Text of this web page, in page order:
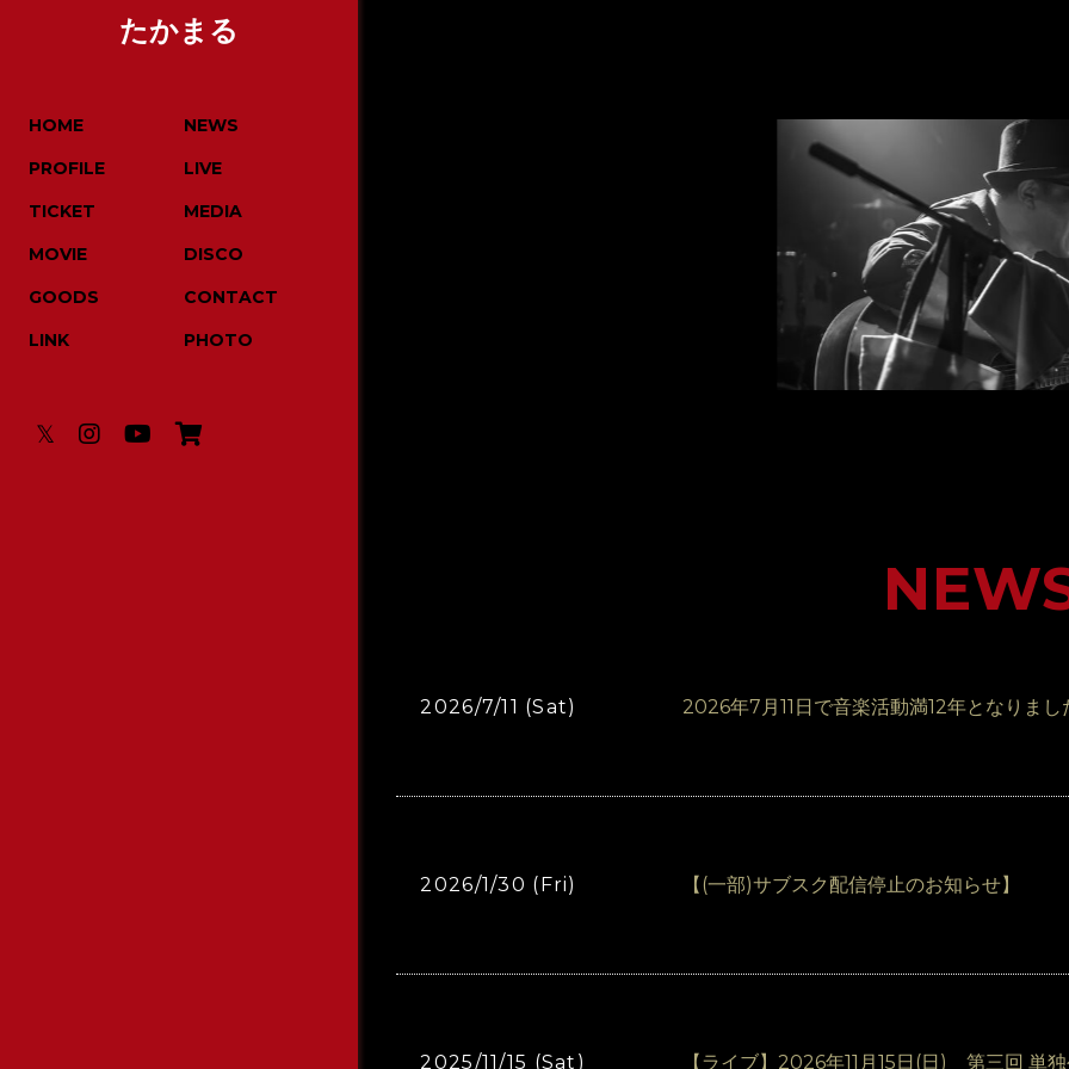
たかまる
HOME
NEWS
PROFILE
LIVE
TICKET
MEDIA
MOVIE
DISCO
GOODS
CONTACT
LINK
PHOTO
𝕏
2026/7/11 (Sat) 2026年7月11日で音楽活動満12年となりまし
2026/1/30 (Fri) 【(一部)サブスク配信停止のお知らせ】
2025/11/15 (Sat) 【ライブ】2026年11月15日(日) 第三回 単独